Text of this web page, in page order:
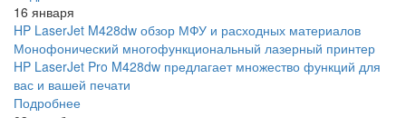
16 января
HP LaserJet M428dw обзор МФУ и расходных материалов
Монофонический многофункциональный лазерный принтер
HP LaserJet Pro M428dw предлагает множество функций для
вас и вашей печати
Подробнее